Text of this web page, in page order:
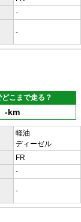
-
-
こまで走る？
-km
軽油
ディーゼル
FR
-
-